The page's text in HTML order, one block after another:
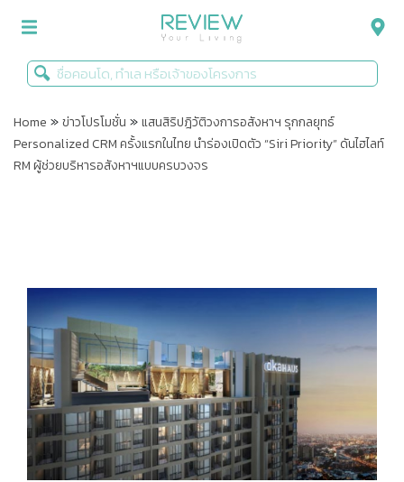
รีวิวคอนโด
รีวิวบ้าน
ข่าวโปรโมชั่น
Home »ข่าวโปรโมชั่น »แสนสิริปฎิวัติวงการอสังหาฯ รุกกลยุทธ์
Personalized CRM ครั้งแรกในไทย นำร่องเปิดตัว “Siri Priority” ดันไฮไลท์
RM ผู้ช่วยบริหารอสังหาฯแบบครบวงจร